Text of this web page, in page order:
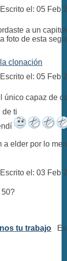
el: 05 Feb
a un
foto de esta
clonación
el: 05 Feb
único capaz de
de ti
a elder por lo
el: 03 Feb
50?
tu trabajo